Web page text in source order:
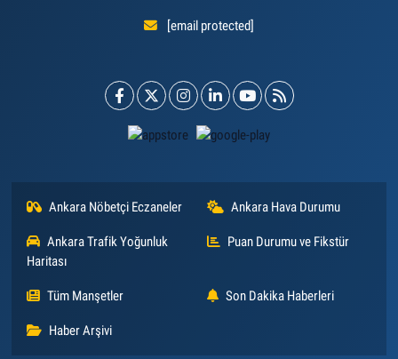
[email protected]
Ankara Nöbetçi Eczaneler Ankara Hava Durumu
Ankara Trafik Yoğunluk
Haritası
Puan Durumu ve Fikstür
Tüm Manşetler Son Dakika Haberleri
Haber Arşivi